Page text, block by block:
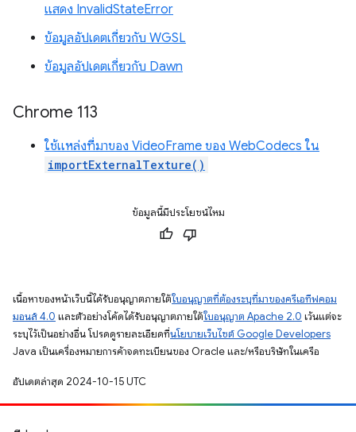
แสดง InvalidStateError
ข้อมูลอัปเดตเกี่ยวกับ WGSL
ข้อมูลอัปเดตเกี่ยวกับ Dawn
Chrome 113
ใช้แหล่งที่มาของ VideoFrame ของ WebCodecs ใน
importExternalTexture()
ข้อมูลนี้มีประโยชน์ไหม
เนื้อหาของหน้าเว็บนี้ได้รับอนุญาตภายใต้ใบอนุญาตที่ต้องระบุที่มาของครีเอทีฟคอม
มอนส์ 4.0 และตัวอย่างโค้ดได้รับอนุญาตภายใต้ใบอนุญาต Apache 2.0 เว้นแต่จะ
ระบุไว้เป็นอย่างอื่น โปรดดูรายละเอียดที่นโยบายเว็บไซต์ Google Developers
Java เป็นเครื่องหมายการค้าจดทะเบียนของ Oracle และ/หรือบริษัทในเครือ
อัปเดตล่าสุด 2024-10-15 UTC